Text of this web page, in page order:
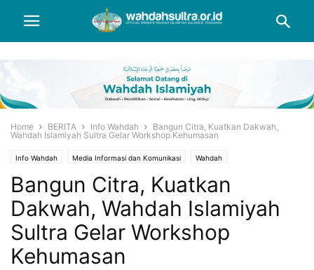
Home BERITA Info Wahdah
Bangun Citra, Kuatkan Dakwah,
Wahdah Islamiyah Sultra Gelar Workshop Kehumasan
Info Wahdah Media Informasi dan Komunikasi Wahdah
Bangun Citra, Kuatkan
Dakwah, Wahdah Islamiyah
Sultra Gelar Workshop
Kehumasan